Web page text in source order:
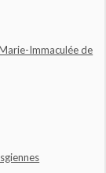
Immaculée de